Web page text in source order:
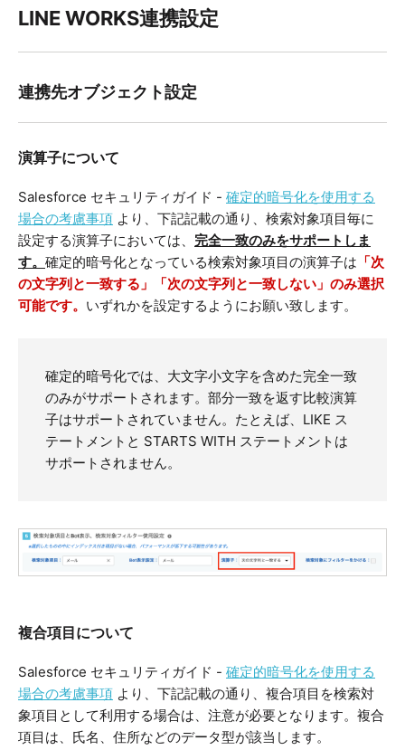
LINE WORKS連携設定
連携先オブジェクト設定
演算子について
Salesforce セキュリティガイド - 確定的暗号化を使用する
場合の考慮事項 より、下記記載の通り、検索対象項目毎に
設定する演算子においては、 完全一致のみをサポートしま
す。 確定的暗号化となっている検索対象項目の演算子は 「次
の文字列と一致する」「次の文字列と一致しない」のみ選択
可能です。 いずれかを設定するようにお願い致します。
確定的暗号化では、大文字小文字を含めた完全一致
のみがサポートされます。部分一致を返す比較演算
子はサポートされていません。たとえば、LIKE ス
テートメントと STARTS WITH ステートメントは
サポートされません。
複合項目について
Salesforce セキュリティガイド - 確定的暗号化を使用する
場合の考慮事項 より、下記記載の通り、複合項目を検索対
象項目として利用する場合は、注意が必要となります。複合
項目は、氏名、住所などのデータ型が該当します。